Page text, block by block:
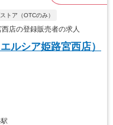
トア（OTCのみ）
店の登録販売者の求人
ルシア姫路宮西店）